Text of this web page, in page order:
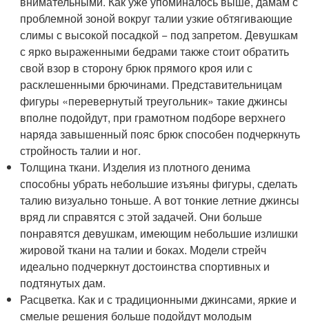
проблемной зоной вокруг талии узкие обтягивающие
слимы с высокой посадкой − под запретом. Девушкам
с ярко выраженными бедрами также стоит обратить
свой взор в сторону брюк прямого кроя или с
расклешенными брючинами. Представительницам
фигуры «перевернутый треугольник» такие джинсы
вполне подойдут, при грамотном подборе верхнего
наряда завышенный пояс брюк способен подчеркнуть
стройность талии и ног.
Толщина ткани. Изделия из плотного денима
способны убрать небольшие изъяны фигуры, сделать
талию визуально тоньше. А вот тонкие летние джинсы
вряд ли справятся с этой задачей. Они больше
понравятся девушкам, имеющим небольшие излишки
жировой ткани на талии и боках. Модели стрейч
идеально подчеркнут достоинства спортивных и
подтянутых дам.
Расцветка. Как и с традиционными джинсами, яркие и
смелые решения больше подойдут молодым